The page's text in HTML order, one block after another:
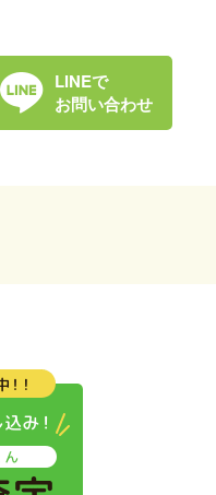
LINEで
お問い合わせ